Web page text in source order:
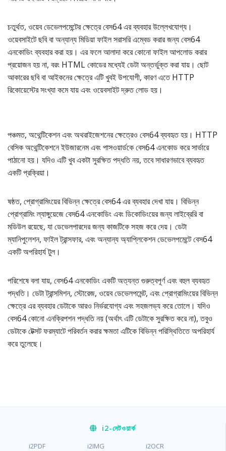
চতুর্থত, ওয়েব ডেভেলপমেন্টের ক্ষেত্রে বেস64 এর ব্যবহার উল্লেখযোগ্য।
ওয়েবসাইটে ছবি বা অন্যান্য মিডিয়া ফাইল সরাসরি এম্বেড করার জন্য বেস64
এনকোডিং ব্যবহার করা হয়। এর ফলে আলাদা করে কোনো ফাইল আপলোড করার
প্রয়োজন হয় না, বরং HTML কোডের মধ্যেই ডেটা অন্তর্ভুক্ত করা যায়। ছোট
আকারের ছবি বা আইকনের ক্ষেত্রে এটি খুবই উপযোগী, কারণ এতে HTTP
রিকোয়েস্টের সংখ্যা কমে যায় এবং ওয়েবসাইট দ্রুত লোড হয়।
পঞ্চমত, অথেন্টিকেশন এবং অথরাইজেশনের ক্ষেত্রেও বেস64 ব্যবহৃত হয়। HTTP
বেসিক অথেন্টিকেশনে ইউজারনেম এবং পাসওয়ার্ডকে বেস64 এনকোড করে সার্ভারে
পাঠানো হয়। যদিও এটি খুব একটা সুরক্ষিত পদ্ধতি নয়, তবে সাধারণভাবে ব্যবহৃত
একটি প্রক্রিয়া।
ষষ্ঠত, প্রোগ্রামিংয়ের বিভিন্ন ক্ষেত্রে বেস64 এর ব্যবহার দেখা যায়। বিভিন্ন
প্রোগ্রামিং ল্যাঙ্গুয়েজে বেস64 এনকোডিং এবং ডিকোডিংয়ের জন্য লাইব্রেরি বা
মডিউল রয়েছে, যা ডেভেলপারদের জন্য কাজটিকে সহজ করে দেয়। ডেটা
ম্যানিপুলেশন, ফাইল ট্রান্সফার, এবং অন্যান্য অ্যাপ্লিকেশন ডেভেলপমেন্টে বেস64
একটি অপরিহার্য টুল।
পরিশেষে বলা যায়, বেস64 এনকোডিং একটি অত্যন্ত গুরুত্বপূর্ণ এবং বহুল ব্যবহৃত
পদ্ধতি। ডেটা ট্রান্সমিশন, স্টোরেজ, ওয়েব ডেভেলপমেন্ট, এবং প্রোগ্রামিংয়ের বিভিন্ন
ক্ষেত্রে এর ব্যবহার ডেটাকে আরও নির্ভরযোগ্য এবং সহজলভ্য করে তোলে। যদিও
বেস64 কোনো এনক্রিপশন পদ্ধতি নয় (অর্থাৎ এটি ডেটাকে সুরক্ষিত করে না), তবুও
ডেটাকে টেক্সট ফরম্যাটে পরিবর্তন করার ক্ষমতা এটিকে বিভিন্ন পরিস্থিতিতে অপরিহার্য
করে তুলেছে।
i2-নেটওয়ার্ক
i2PDF i2IMG i2OCR